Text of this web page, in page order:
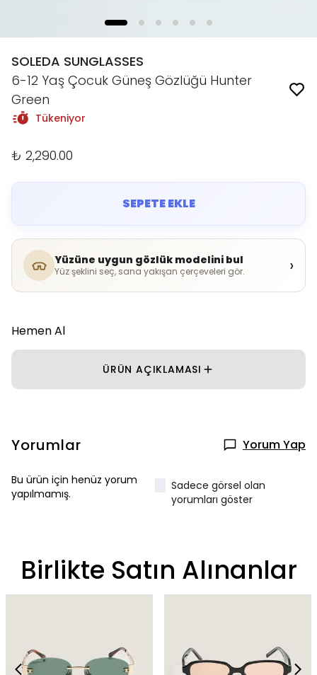
SOLEDA SUNGLASSES
6-12 Yaş Çocuk Güneş Gözlüğü Hunter
Green
Tükeniyor
₺ 2,290.00
SEPETE EKLE
Yüzüne uygun gözlük modelini bul
Yüz şeklini seç, sana yakışan çerçeveleri gör. ›
Hemen Al
ÜRÜN AÇIKLAMASI
Yorumlar Yorum Yap
Bu ürün için henüz yorum
yapılmamış.
Sadece görsel olan
yorumları göster
Birlikte Satın Alınanlar